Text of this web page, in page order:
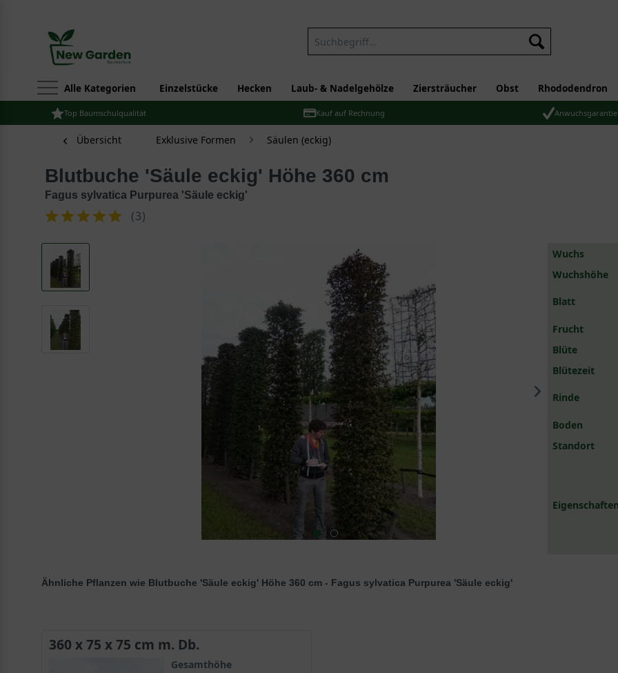
Alle Kategorien Einzelstücke Hecken Laub- & Nadelgehölze Ziersträucher Obst Rhododendron
Top Baumschulqualität Kauf auf Rechnung Anwuchsgarantie
Übersicht Exklusive Formen Säulen (eckig)
Blutbuche 'Säule eckig' Höhe 360 cm
Fagus sylvatica Purpurea 'Säule eckig'
(3)
Wuchs
Wuchshöhe
Blatt
Frucht
Blüte
Blütezeit
Rinde
Boden
Standort
Ähnliche Pflanzen wie Blutbuche 'Säule eckig' Höhe 360 cm - Fagus sylvatica Purpurea 'Säule eckig'
360 x 75 x 75 cm m. Db.
Gesamthöhe